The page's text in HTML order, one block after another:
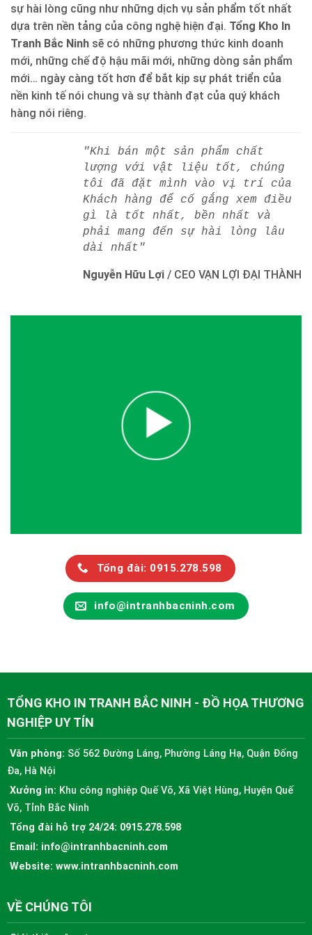
sự hài lòng cũng như những dịch vụ sản phẩm tốt nhất
dựa trên nền tảng của công nghệ hiện đại. Tổng Kho In
Tranh Bắc Ninh sẽ có những phương thức kinh doanh
mới, những chế độ hậu mãi mới, những dòng sản phẩm
mới… ngày càng tốt hơn để bắt kịp sự phát triển của
nền kinh tế nói chung và sự thành đạt của quý khách
hàng nói riêng.
"Khi bán một sản phẩm chất
lượng với vật liệu tốt, chúng
tôi đã đặt mình vào vị trí của
Khách hàng để cố gắng xem điều
gì là tốt nhất, bền nhất và
phải mang đến sự hài lòng lâu
dài nhất"
Nguyễn Hữu Lợi / CEO VẠN LỢI ĐẠI THÀNH
Tổng đài: 0915.278.598
info@intranhbacninh.com
TỔNG KHO IN TRANH BẮC NINH - ĐỒ HỌA THƯƠNG
NGHIỆP UY TÍN
Văn phòng: Số 562 Đường Láng, Phường Láng Hạ, Quận Đống
Đa, Hà Nội
Xưởng in: Khu công nghiệp Quế Võ, Xã Việt Hùng, Huyện Quế
Võ, Tỉnh Bắc Ninh
Tổng đài hỗ trợ 24/24: 0915.278.598
Email: info@intranhbacninh.com
Website: www.intranhbacninh.com
VỀ CHÚNG TÔI